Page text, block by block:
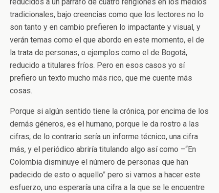
reducidos a un párrafo de cuatro renglones en los medios
tradicionales, bajo creencias como que los lectores no lo
son tanto y en cambio prefieren lo impactante y visual, y
verán temas como el que abordo en este momento, el de
la trata de personas, o ejemplos como el de Bogotá,
reducido a titulares fríos. Pero en esos casos yo sí
prefiero un texto mucho más rico, que me cuente más
cosas.
Porque si algún sentido tiene la crónica, por encima de los
demás géneros, es el humano, porque le da rostro a las
cifras; de lo contrario sería un informe técnico, una cifra
más, y el periódico abriría titulando algo así como –“En
Colombia disminuye el número de personas que han
padecido de esto o aquello” pero si vamos a hacer este
esfuerzo, uno esperaría una cifra a la que se le encuentre